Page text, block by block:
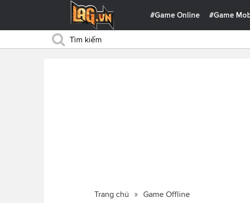
#Game Online #Game
Trang chủ Game Offline